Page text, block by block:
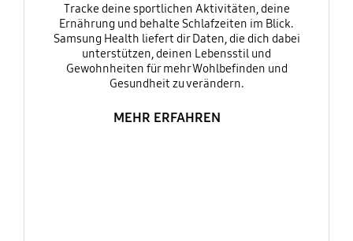
Tracke deine sportlichen Aktivitäten, deine
Ernährung und behalte Schlafzeiten im Blick.
Samsung Health liefert dir Daten, die dich dabei
unterstützen, deinen Lebensstil und
Gewohnheiten für mehr Wohlbefinden und
Gesundheit zu verändern.
MEHR ERFAHREN